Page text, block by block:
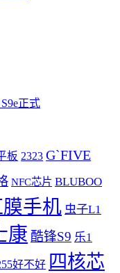
正式
板 2323 G`FIVE
NFC芯片 BLUBOO
手机 虫子L1
康 酷锋S9 乐1
好不好 四核芯